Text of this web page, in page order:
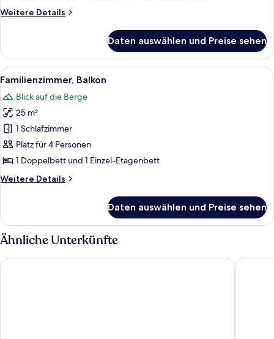
Balkon
Weitere Details
Weitere
Doppel-
oder
-
Balkon
Daten auswählen und Preise sehen
Alle
Fotos
für
Familienzimmer,
Balkon
anzeigen
Ein Schlafzimmer mit hölzernem
9
Familienzimmer, Balkon
Blick auf die Berge
25 m²
1 Schlafzimmer
Platz für 4 Personen
1 Doppelbett und 1 Einzel-Etagenbett
Weitere Details
Weitere
Balkon
Daten auswählen und Preise sehen
Ähnliche Unterkünfte
Hotel Ganzaie